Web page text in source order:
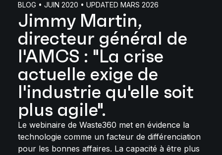
BLOG • JUIN 2020 • UPDATED MARS 2026
Jimmy Martin,
directeur général de
l'AMCS : "La crise
actuelle exige de
l'industrie qu'elle soit
plus agile".
Le webinaire de Waste360 met en évidence la
technologie comme un facteur de différenciation
pour les bonnes affaires. La capacité à être plus